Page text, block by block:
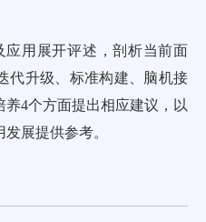
应用展开评述，剖析当前面
代升级、标准构建、脑机接
4个方面提出相应建议，以
展提供参考。